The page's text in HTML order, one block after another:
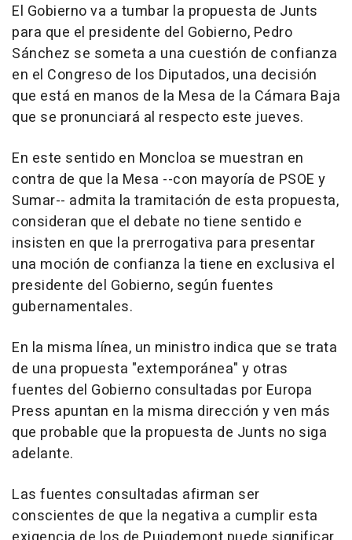
El Gobierno va a tumbar la propuesta de Junts
para que el presidente del Gobierno, Pedro
Sánchez se someta a una cuestión de confianza
en el Congreso de los Diputados, una decisión
que está en manos de la Mesa de la Cámara Baja
que se pronunciará al respecto este jueves.
En este sentido en Moncloa se muestran en
contra de que la Mesa --con mayoría de PSOE y
Sumar-- admita la tramitación de esta propuesta,
consideran que el debate no tiene sentido e
insisten en que la prerrogativa para presentar
una moción de confianza la tiene en exclusiva el
presidente del Gobierno, según fuentes
gubernamentales.
En la misma línea, un ministro indica que se trata
de una propuesta "extemporánea" y otras
fuentes del Gobierno consultadas por Europa
Press apuntan en la misma dirección y ven más
que probable que la propuesta de Junts no siga
adelante.
Las fuentes consultadas afirman ser
conscientes de que la negativa a cumplir esta